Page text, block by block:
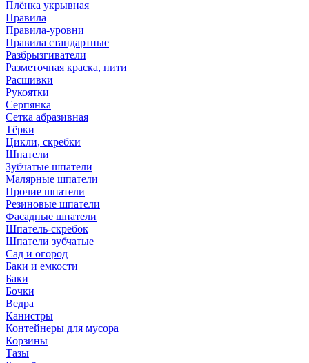
Плёнка укрывная
Правила
Правила-уровни
Правила стандартные
Разбрызгиватели
Разметочная краска, нити
Расшивки
Рукоятки
Серпянка
Сетка абразивная
Тёрки
Цикли, скребки
Шпатели
Зубчатые шпатели
Малярные шпатели
Прочие шпатели
Резиновые шпатели
Фасадные шпатели
Шпатель-скребок
Шпатели зубчатые
Сад и огород
Баки и емкости
Баки
Бочки
Ведра
Канистры
Контейнеры для мусора
Корзины
Тазы